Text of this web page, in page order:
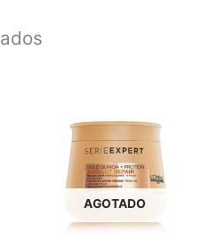
AGOTADO